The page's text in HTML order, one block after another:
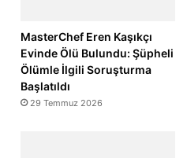
MasterChef Eren Kaşıkçı
Evinde Ölü Bulundu: Şüpheli
Ölümle İlgili Soruşturma
Başlatıldı
29 Temmuz 2026